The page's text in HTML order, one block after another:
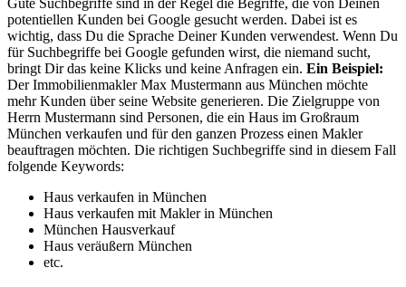
Gute Suchbegriffe sind in der Regel die Begriffe, die von Deinen
potentiellen Kunden bei Google gesucht werden. Dabei ist es
wichtig, dass Du die Sprache Deiner Kunden verwendest. Wenn Du
für Suchbegriffe bei Google gefunden wirst, die niemand sucht,
bringt Dir das keine Klicks und keine Anfragen ein. Ein Beispiel:
Der Immobilienmakler Max Mustermann aus München möchte
mehr Kunden über seine Website generieren. Die Zielgruppe von
Herrn Mustermann sind Personen, die ein Haus im Großraum
München verkaufen und für den ganzen Prozess einen Makler
beauftragen möchten. Die richtigen Suchbegriffe sind in diesem Fall
folgende Keywords:
Haus verkaufen in München
Haus verkaufen mit Makler in München
München Hausverkauf
Haus veräußern München
etc.